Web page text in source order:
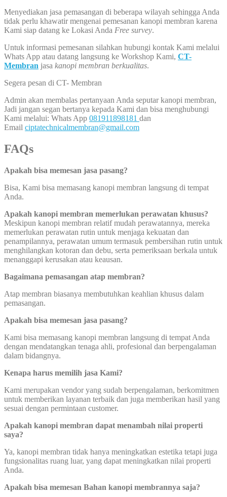
Menyediakan jasa pemasangan di beberapa wilayah sehingga Anda
tidak perlu khawatir mengenai pemesanan kanopi membran karena
Kami siap datang ke Lokasi Anda Free survey.
Untuk informasi pemesanan silahkan hubungi kontak Kami melalui
Whats App atau datang langsung ke Workshop Kami, CT-
Membran jasa kanopi membran berkualitas.
Segera pesan di CT- Membran
Admin akan membalas pertanyaan Anda seputar kanopi membran,
Jadi jangan segan bertanya kepada Kami dan bisa menghubungi
Kami melalui: Whats App 081911898181 dan
Email ciptatechnicalmembran@gmail.com
FAQs
Apakah bisa memesan jasa pasang?
Bisa, Kami bisa memasang kanopi membran langsung di tempat
Anda.
Apakah kanopi membran memerlukan perawatan khusus?
Meskipun kanopi membran relatif mudah perawatannya, mereka
memerlukan perawatan rutin untuk menjaga kekuatan dan
penampilannya, perawatan umum termasuk pembersihan rutin untuk
menghilangkan kotoran dan debu, serta pemeriksaan berkala untuk
menanggapi kerusakan atau keausan.
Bagaimana pemasangan atap membran?
Atap membran biasanya membutuhkan keahlian khusus dalam
pemasangan.
Apakah bisa memesan jasa pasang?
Kami bisa memasang kanopi membran langsung di tempat Anda
dengan mendatangkan tenaga ahli, profesional dan berpengalaman
dalam bidangnya.
Kenapa harus memilih jasa Kami?
Kami merupakan vendor yang sudah berpengalaman, berkomitmen
untuk memberikan layanan terbaik dan juga memberikan hasil yang
sesuai dengan permintaan customer.
Apakah kanopi membran dapat menambah nilai properti
saya?
Ya, kanopi membran tidak hanya meningkatkan estetika tetapi juga
fungsionalitas ruang luar, yang dapat meningkatkan nilai properti
Anda.
Apakah bisa memesan Bahan kanopi membrannya saja?